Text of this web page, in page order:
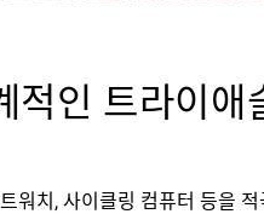
적인 트라이애
치, 사이클링 컴퓨터 등을